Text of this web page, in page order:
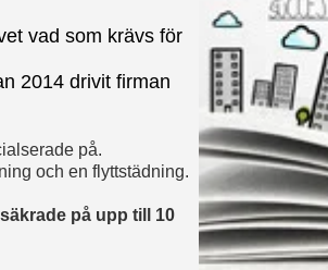
vad som krävs för
2014 drivit firman
på.
och en flyttstädning.
på upp till 10